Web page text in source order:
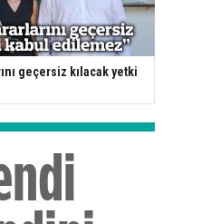
geçersiz kılacak yetki